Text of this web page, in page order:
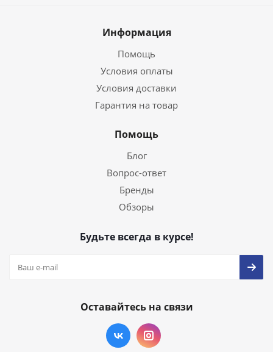
Информация
Помощь
Условия оплаты
Условия доставки
Гарантия на товар
Помощь
Блог
Вопрос-ответ
Бренды
Обзоры
Будьте всегда в курсе!
Оставайтесь на связи